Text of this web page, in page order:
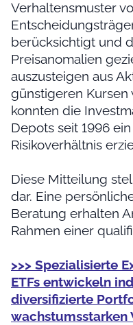
Verhaltensmuster
berücksichtigt und
Preisanomalien
auszusteigen aus
günstigeren Kursen
konnten die
Depots seit 1996
Risikoverhältnis
Diese Mitteilung
dar. Eine
Beratung erhalten
Rahmen einer
>>> Spezialisierte
ETFs entwickeln
diversifizierte
wachstumsstarken